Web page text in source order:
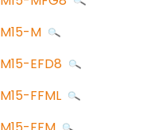
M15-M
M15-EFD8
M15-FFML